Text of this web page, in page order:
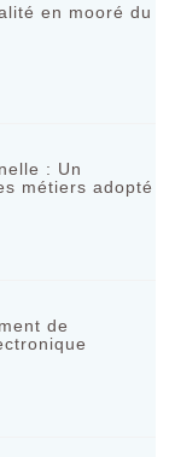
en mooré du
: Un
métiers adopté
de